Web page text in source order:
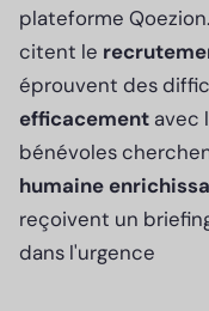
plateforme
citent le
éprouvent des
efficacement avec
bénévoles
humaine
reçoivent un
dans l'urgence